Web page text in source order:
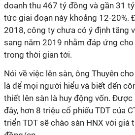
doanh thu 467 tỷ đồng và gần 31
tức giai đoạn này khoảng 12-20%.
2018, công ty chưa có ý định tăng
sang năm 2019 nhằm đáp ứng
trong thời gian tới.
Nói về việc lên sàn, ông Thuyên
là để mọi người hiểu và biết đến
thiết lên sàn là huy động vốn.
đây, hơn 8 triệu cổ phiếu TDT của
triển TDT sẽ chào sàn HNX với giá